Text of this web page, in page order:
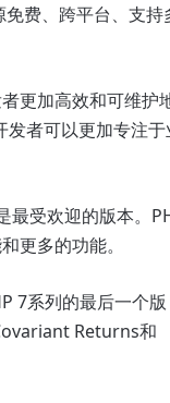
费、跨平台、支持
更加高效和可维护
发者可以更加专注于
最受欢迎的版本。
更多的功能。
7系列的最后一个版
Returns和